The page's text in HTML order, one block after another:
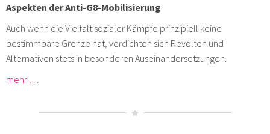
Aspekten der Anti-G8-Mobilisierung
Auch wenn die Vielfalt sozialer Kämpfe prinzipiell keine
bestimmbare Grenze hat, verdichten sich Revolten und
Alternativen stets in besonderen Auseinandersetzungen.
mehr …